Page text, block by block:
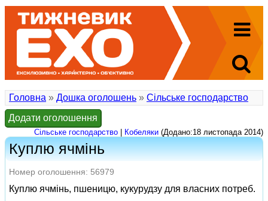
Головна » Дошка оголошень » Сільське господарство
Додати оголошення
Сільське господарство Кобеляки (Додано:18 листопада 2014)
Куплю ячмінь
Номер оголошення: 56979
Куплю ячмінь, пшеницю, кукурудзу для власних потреб.